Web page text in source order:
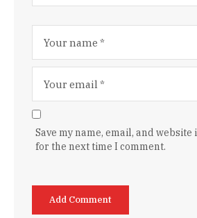
Save my name, email, and
for the next time I comment.